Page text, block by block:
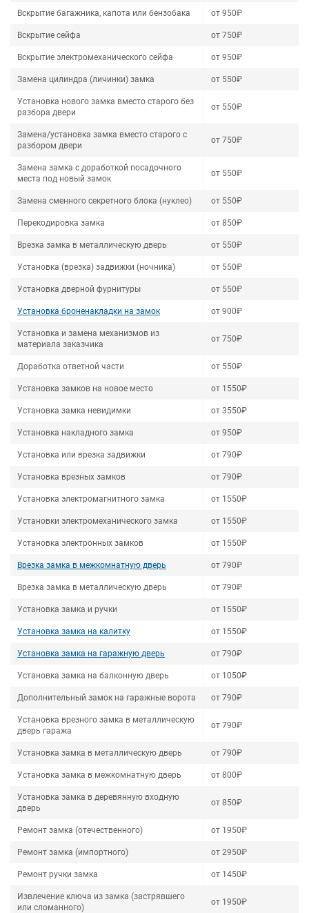
Вскрытие багажника, капота или бензобака от 950₽
Вскрытие сейфа от 750₽
Вскрытие электромеханического сейфа от 950₽
Замена цилиндра (личинки) замка от 550₽
Установка нового замка вместо старого без
разбора двери
от 550₽
Замена/установка замка вместо старого с
разбором двери
от 750₽
Замена замка с доработкой посадочного
места под новый замок
от 550₽
Замена сменного секретного блока (нуклео) от 550₽
Перекодировка замка от 850₽
Врезка замка в металлическую дверь от 550₽
Установка (врезка) задвижки (ночника) от 550₽
Установка дверной фурнитуры от 550₽
Установка броненакладки на замок от 900₽
Установка и замена механизмов из
материала заказчика
от 750₽
Доработка ответной части от 550₽
Установка замков на новое место от 1550₽
Установка замка невидимки от 3550₽
Установка накладного замка от 950₽
Установка или врезка задвижки от 790₽
Установка врезных замков от 790₽
Установка электромагнитного замка от 1550₽
Установки электромеханического замка от 1550₽
Установка электронных замков от 1550₽
Врезка замка в межкомнатную дверь от 790₽
Врезка замка в металлическую дверь от 790₽
Установка замка и ручки от 1550₽
Установка замка на калитку от 1550₽
Установка замка на гаражную дверь от 790₽
Установка замка на балконную дверь от 1050₽
Дополнительный замок на гаражные ворота от 790₽
Установка врезного замка в металлическую
дверь гаража
от 790₽
Установка замка в металлическую дверь от 790₽
Установка замка в межкомнатную дверь от 800₽
Установка замка в деревянную входную
дверь
от 850₽
Ремонт замка (отечественного) от 1950₽
Ремонт замка (импортного) от 2950₽
Ремонт ручки замка от 1450₽
Извлечение ключа из замка (застрявшего
или сломанного)
от 1950₽